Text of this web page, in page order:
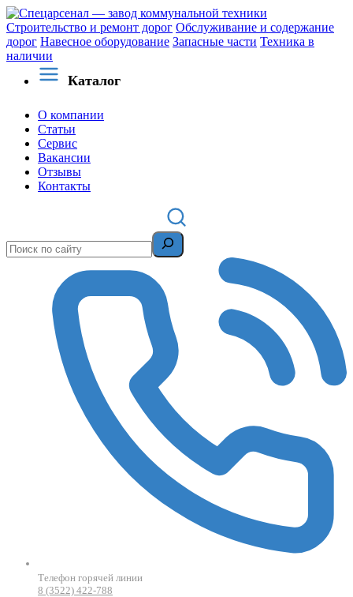
Строительство и ремонт дорог Обслуживание и содержание
дорог Навесное оборудование Запасные части Техника в
наличии
Каталог
О компании
Статьи
Сервис
Вакансии
Отзывы
Контакты
Телефон горячей линии
8 (3522) 422-788